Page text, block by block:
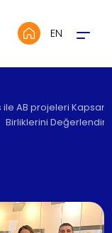
EN Menü
ile AB projeleri
Birliklerini